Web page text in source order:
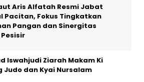
Aris Alfatah Resmi Jabat
Pacitan, Fokus Tingkatkan
Pangan dan Sinergitas
Iswahjudi Ziarah Makam Ki
Judo dan Kyai Nursalam